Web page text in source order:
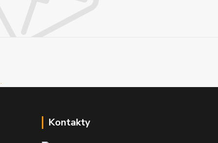
Kontakty